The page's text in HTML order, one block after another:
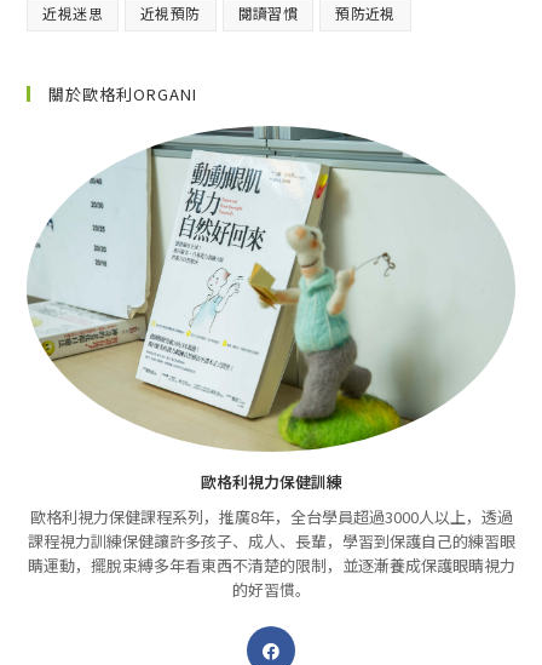
近視迷思 近視預防 閱讀習慣 預防近視
關於歐格利ORGANI
歐格利視力保健訓練
歐格利視力保健課程系列，推廣8年，全台學員超過3000人以上，透過
課程視力訓練保健讓許多孩子、成人、長輩，學習到保護自己的練習眼
睛運動，擺脫束縛多年看東西不清楚的限制，並逐漸養成保護眼睛視力
的好習慣。